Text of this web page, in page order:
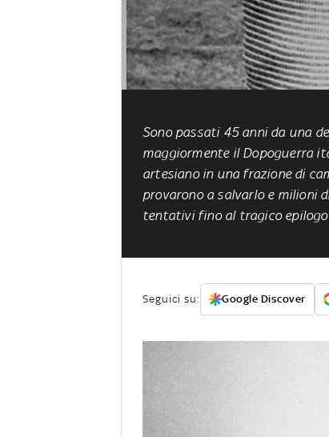
Sono passati 45 anni da una
maggiormente il Dopoguerra
artesiano in una frazione di
provarono a salvarlo e milioni
tentativi fino al tragico epilogo
Seguici su: Google Discover